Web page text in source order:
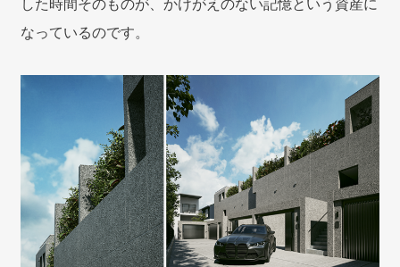
なっているのです。